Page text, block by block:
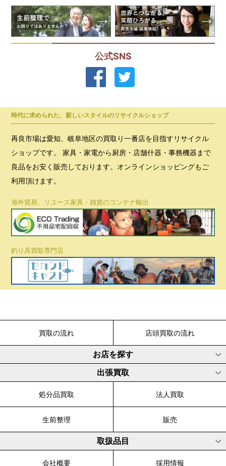
公式SNS
時代に求められた、新しいスタイルのリサイクルショップ
再良市場は愛知、岐阜地区の買取り一番店を目指すリサイクル
ショップです。 家具・家電から厨房・店舗什器・事務機器まで
良品をお安く販売しております。オンラインショッピングもご
利用頂けます。
海外貿易、リユース家具・雑貨のコンテナ輸出
釣り具買取専門店
買取の流れ 店頭買取の流れ
お店を探す
出張買取
処分品買取 法人買取
生前整理 販売
取扱品目
会社概要 採用情報